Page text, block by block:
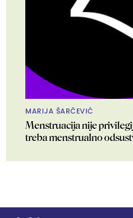
MARIJA ŠARČEVIĆ
Menstruacija nije
treba menstrualno